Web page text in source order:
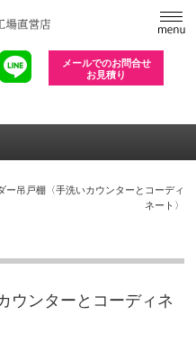
メールでのお問合せ
お見積り
ー吊戸棚〈手洗いカウンターとコーディ
ネート〉
ウンターとコーディネ